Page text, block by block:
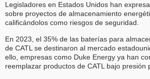
Legisladores en Estados Unidos han
sobre proyectos de almacenamiento
calificándolos como riesgos de seguridad.
En 2023, el 35% de las baterías para
de CATL se destinaron al mercado
ello, empresas como Duke Energy ya han
reemplazar productos de CATL bajo presión